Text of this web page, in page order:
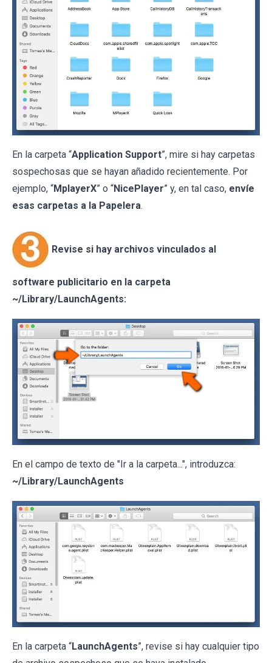
En la carpeta “Application Support”, mire si hay carpetas
sospechosas que se hayan añadido recientemente. Por
ejemplo, “MplayerX” o “NicePlayer” y, en tal caso, envíe
esas carpetas a la Papelera.
Revise si hay archivos vinculados al
software publicitario en la carpeta
~/Library/LaunchAgents:
En el campo de texto de "Ir a la carpeta...", introduzca:
~/Library/LaunchAgents
En la carpeta “LaunchAgents”, revise si hay cualquier tipo